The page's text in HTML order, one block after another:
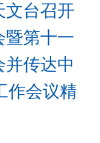
文台召开
暨第十一
并传达中
作会议精